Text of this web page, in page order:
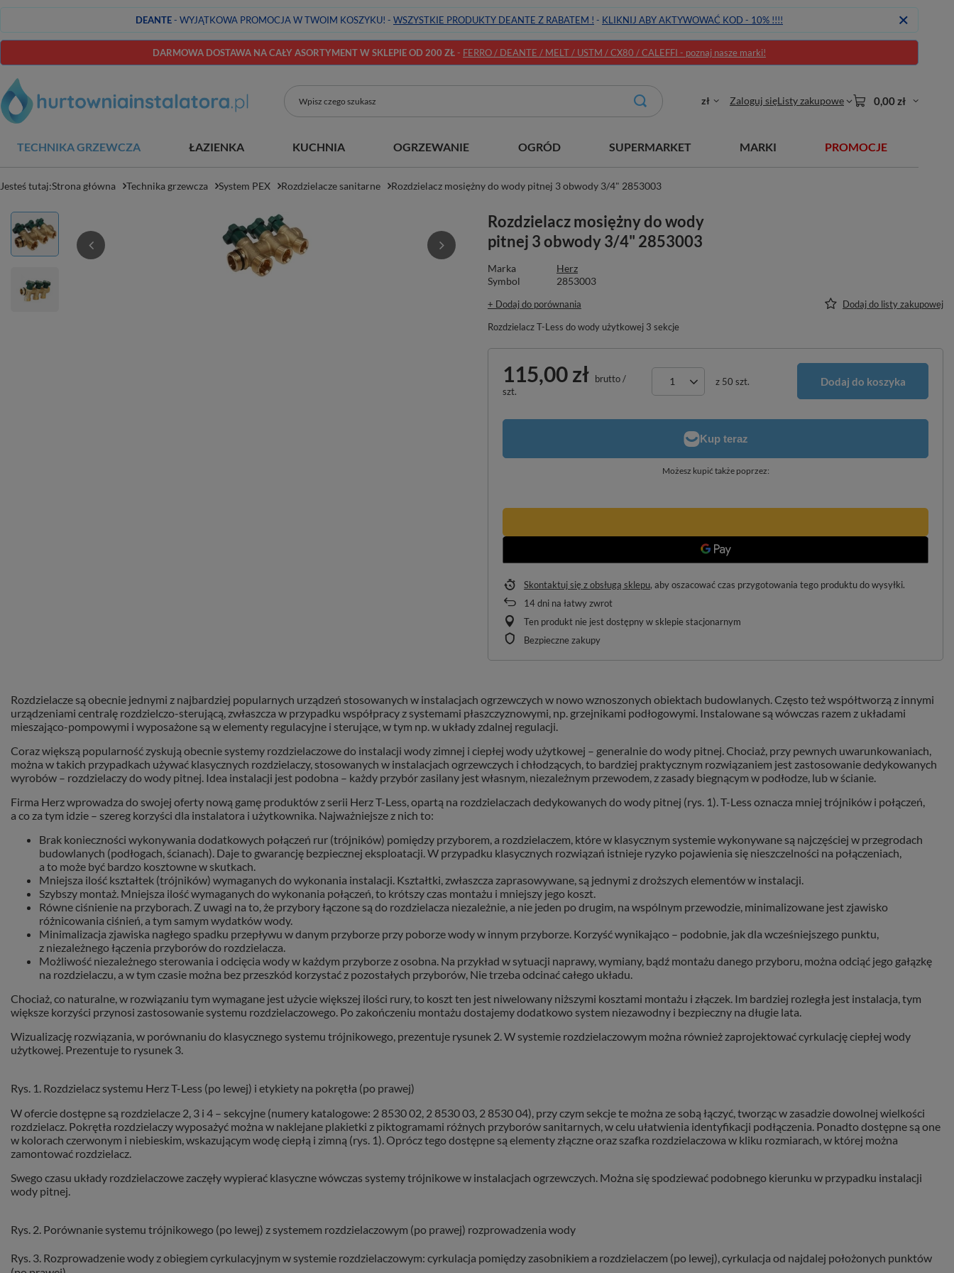
DEANTE- WYJĄTKOWA PROMOCJA W TWOIM KOSZYKU! - WSZYSTKIE PRODUKTY DEANTE Z RABATEM ! - KLIKNIJ ABY AKTYWOWAĆ KOD - 10% !!!!
DARMOWA DOSTAWA NA CAŁY ASORTYMENT W SKLEPIE OD 200 ZŁ- FERRO / DEANTE / MELT / USTM / CX80 / CALEFFI - poznaj nasze marki!
zł Zaloguj sięListy zakupowe 0,00 zł
TECHNIKA GRZEWCZA ŁAZIENKA KUCHNIA OGRZEWANIE OGRÓD SUPERMARKET MARKI PROMOCJE
Jesteś tutaj:Strona główna Technika grzewcza System PEX Rozdzielacze sanitarne Rozdzielacz mosiężny do wody pitnej 3 obwody 3/4" 2853003
Rozdzielacz mosiężny do wody
pitnej 3 obwody 3/4" 2853003
Marka
Herz
Symbol
2853003
+ Dodaj do porównania
Dodaj do listy zakupowej
Rozdzielacz T-Less do wody użytkowej 3 sekcje
115,00 zł brutto/
szt.
z 50 szt. Dodaj do koszyka
Możesz kupić także poprzez:
Skontaktuj się z obsługą sklepu, aby oszacować czas przygotowania tego produktu do wysyłki.
14dni na łatwy zwrot
Ten produkt nie jest dostępny w sklepie stacjonarnym
Bezpieczne zakupy
Rozdzielacze są obecnie jednymi z najbardziej popularnych urządzeń stosowanych w instalacjach ogrzewczych w nowo wznoszonych obiektach budowlanych. Często też współtworzą z innymi
urządzeniami centralę rozdzielczo-sterującą, zwłaszcza w przypadku współpracy z systemami płaszczyznowymi, np. grzejnikami podłogowymi. Instalowane są wówczas razem z układami
mieszająco-pompowymi i wyposażone są w elementy regulacyjne i sterujące, w tym np. w układy zdalnej regulacji.
Coraz większą popularność zyskują obecnie systemy rozdzielaczowe do instalacji wody zimnej i ciepłej wody użytkowej – generalnie do wody pitnej. Chociaż, przy pewnych uwarunkowaniach,
można w takich przypadkach używać klasycznych rozdzielaczy, stosowanych w instalacjach ogrzewczych i chłodzących, to bardziej praktycznym rozwiązaniem jest zastosowanie dedykowanych
wyrobów – rozdzielaczy do wody pitnej. Idea instalacji jest podobna – każdy przybór zasilany jest własnym, niezależnym przewodem, z zasady biegnącym w podłodze, lub w ścianie.
Firma Herz wprowadza do swojej oferty nową gamę produktów z serii Herz T-Less, opartą na rozdzielaczach dedykowanych do wody pitnej (rys. 1). T-Less oznacza mniej trójników i połączeń,
a co za tym idzie – szereg korzyści dla instalatora i użytkownika. Najważniejsze z nich to:
Brak konieczności wykonywania dodatkowych połączeń rur (trójników) pomiędzy przyborem, a rozdzielaczem, które w klasycznym systemie wykonywane są najczęściej w przegrodach
budowlanych (podłogach, ścianach). Daje to gwarancję bezpiecznej eksploatacji. W przypadku klasycznych rozwiązań istnieje ryzyko pojawienia się nieszczelności na połączeniach,
a to może być bardzo kosztowne w skutkach.
Mniejsza ilość kształtek (trójników) wymaganych do wykonania instalacji. Kształtki, zwłaszcza zaprasowywane, są jednymi z droższych elementów w instalacji.
Szybszy montaż. Mniejsza ilość wymaganych do wykonania połączeń, to krótszy czas montażu i mniejszy jego koszt.
Równe ciśnienie na przyborach. Z uwagi na to, że przybory łączone są do rozdzielacza niezależnie, a nie jeden po drugim, na wspólnym przewodzie, minimalizowane jest zjawisko
różnicowania ciśnień, a tym samym wydatków wody.
Minimalizacja zjawiska nagłego spadku przepływu w danym przyborze przy poborze wody w innym przyborze. Korzyść wynikająco – podobnie, jak dla wcześniejszego punktu,
z niezależnego łączenia przyborów do rozdzielacza.
Możliwość niezależnego sterowania i odcięcia wody w każdym przyborze z osobna. Na przykład w sytuacji naprawy, wymiany, bądź montażu danego przyboru, można odciąć jego gałązkę
na rozdzielaczu, a w tym czasie można bez przeszkód korzystać z pozostałych przyborów, Nie trzeba odcinać całego układu.
Chociaż, co naturalne, w rozwiązaniu tym wymagane jest użycie większej ilości rury, to koszt ten jest niwelowany niższymi kosztami montażu i złączek. Im bardziej rozległa jest instalacja, tym
większe korzyści przynosi zastosowanie systemu rozdzielaczowego. Po zakończeniu montażu dostajemy dodatkowo system niezawodny i bezpieczny na długie lata.
Wizualizację rozwiązania, w porównaniu do klasycznego systemu trójnikowego, prezentuje rysunek 2. W systemie rozdzielaczowym można również zaprojektować cyrkulację ciepłej wody
użytkowej. Prezentuje to rysunek 3.
Rys. 1. Rozdzielacz systemu Herz T-Less (po lewej) i etykiety na pokrętła (po prawej)
W ofercie dostępne są rozdzielacze 2, 3 i 4 – sekcyjne (numery katalogowe: 2 8530 02, 2 8530 03, 2 8530 04), przy czym sekcje te można ze sobą łączyć, tworząc w zasadzie dowolnej wielkości
rozdzielacz. Pokrętła rozdzielaczy wyposażyć można w naklejane plakietki z piktogramami różnych przyborów sanitarnych, w celu ułatwienia identyfikacji podłączenia. Ponadto dostępne są one
w kolorach czerwonym i niebieskim, wskazującym wodę ciepłą i zimną (rys. 1). Oprócz tego dostępne są elementy złączne oraz szafka rozdzielaczowa w kliku rozmiarach, w której można
zamontować rozdzielacz.
Swego czasu układy rozdzielaczowe zaczęły wypierać klasyczne wówczas systemy trójnikowe w instalacjach ogrzewczych. Można się spodziewać podobnego kierunku w przypadku instalacji
wody pitnej.
Rys. 2. Porównanie systemu trójnikowego (po lewej) z systemem rozdzielaczowym (po prawej) rozprowadzenia wody
Rys. 3. Rozprowadzenie wody z obiegiem cyrkulacyjnym w systemie rozdzielaczowym: cyrkulacja pomiędzy zasobnikiem a rozdzielaczem (po lewej), cyrkulacja od najdalej położonych punktów